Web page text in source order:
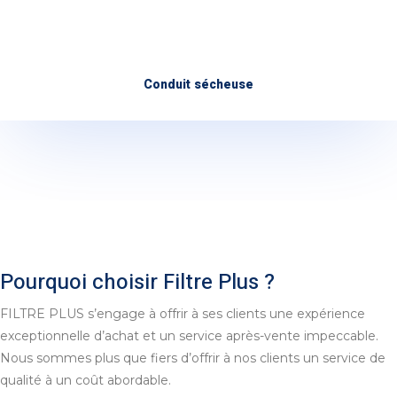
Conduit sécheuse
Pourquoi choisir Filtre Plus ?
FILTRE PLUS s’engage à offrir à ses clients une expérience
exceptionnelle d’achat et un service après-vente impeccable.
Nous sommes plus que fiers d’offrir à nos clients un service de
qualité à un coût abordable.